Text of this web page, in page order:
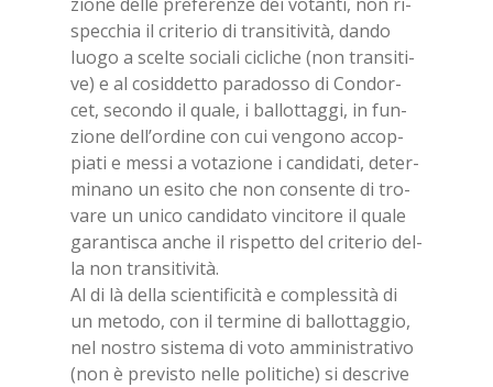
spec­chia il cri­te­rio di tran­si­ti­vi­tà, dan­do
luo­go a scel­te so­cia­li ci­cli­che (non tran­si­ti­
ve) e al co­sid­det­to pa­ra­dos­so di Con­dor­
cet, se­con­do il qua­le, i bal­lot­tag­gi, in fun­
zio­ne del­l’or­di­ne con cui ven­go­no ac­cop­
pia­ti e mes­si a vo­ta­zio­ne i can­di­da­ti, de­ter­
mi­na­no un esi­to che non con­sen­te di tro­
va­re un uni­co can­di­da­to vin­ci­to­re il qua­le
ga­ran­ti­sca an­che il ri­spet­to del cri­te­rio del­
la non tran­si­ti­vi­tà.
Al di là del­la scien­ti­fi­ci­tà e com­ples­si­tà di
un me­to­do, con il ter­mi­ne di bal­lot­tag­gio,
nel no­stro si­ste­ma di voto am­mi­ni­stra­ti­vo
(non è pre­vi­sto nel­le po­li­ti­che) si de­scri­ve